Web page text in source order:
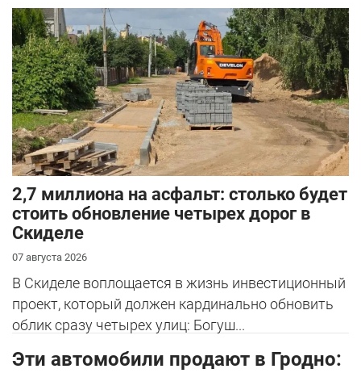
2,7 миллиона на асфальт: столько будет
стоить обновление четырех дорог в
Скиделе
07 августа 2026
В Скиделе воплощается в жизнь инвестиционный
проект, который должен кардинально обновить
облик сразу четырех улиц: Богуш...
Эти автомобили продают в Гродно: